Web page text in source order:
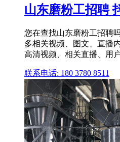
山东磨粉工招聘
您在查找山东磨粉工招聘
多相关视频、图文、直播
高清视频、相关直播、用
联系电话: 180 3780 8511